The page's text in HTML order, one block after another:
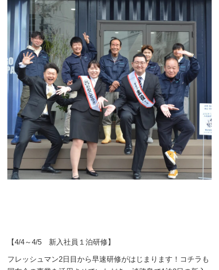
【4/4～4/5 新入社員１泊研修】
フレッシュマン2日目から早速研修がはじまります！コチラも